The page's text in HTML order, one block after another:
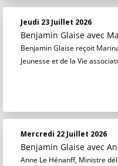
Jeudi 23 Juillet 2026
Benjamin Glaise avec
Benjamin Glaise reçoit
Jeunesse et de la Vie
Mercredi 22 Juillet 2026
Benjamin Glaise avec
Anne Le Hénanff, Ministre